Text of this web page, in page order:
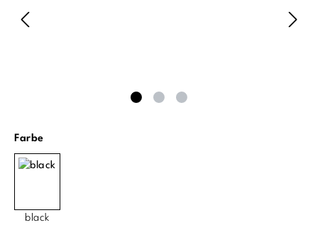
Farbeauswählen
black